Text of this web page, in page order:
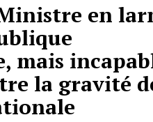
en
mais
la gravité